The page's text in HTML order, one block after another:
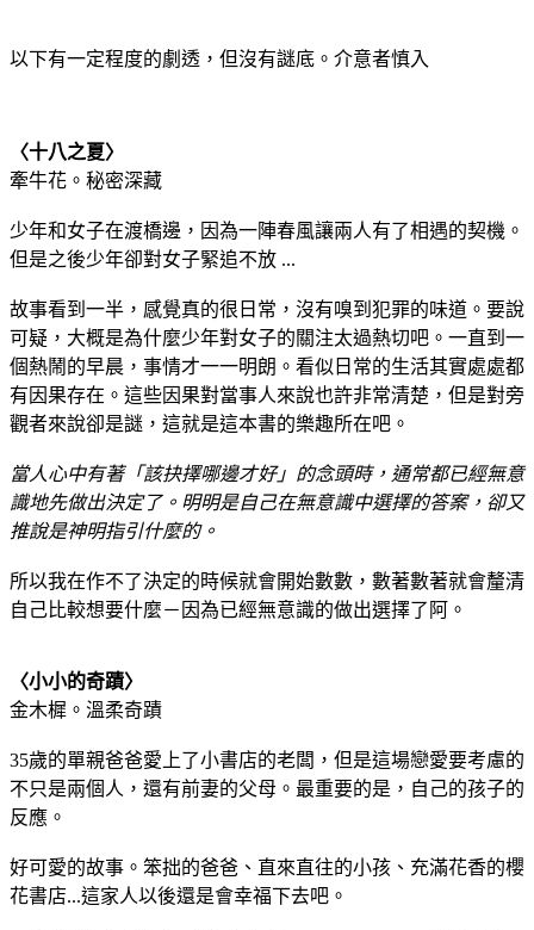
以下有一定程度的劇透，但沒有謎底。介意者慎入
〈十八之夏〉
牽牛花。秘密深藏
少年和女子在渡橋邊，因為一陣春風讓兩人有了相遇的契機。
但是之後少年卻對女子緊追不放 ...
故事看到一半，感覺真的很日常，沒有嗅到犯罪的味道。要說
可疑，大概是為什麼少年對女子的關注太過熱切吧。一直到一
個熱鬧的早晨，事情才一一明朗。看似日常的生活其實處處都
有因果存在。這些因果對當事人來說也許非常清楚，但是對旁
觀者來說卻是謎，這就是這本書的樂趣所在吧。
當人心中有著「該抉擇哪邊才好」的念頭時，通常都已經無意
識地先做出決定了。明明是自己在無意識中選擇的答案，卻又
推說是神明指引什麼的。
所以我在作不了決定的時候就會開始數數，數著數著就會釐清
自己比較想要什麼－因為已經無意識的做出選擇了阿。
〈小小的奇蹟〉
金木樨。溫柔奇蹟
35歲的單親爸爸愛上了小書店的老闆，但是這場戀愛要考慮的
不只是兩個人，還有前妻的父母。最重要的是，自己的孩子的
反應。
好可愛的故事。笨拙的爸爸、直來直往的小孩、充滿花香的櫻
花書店...這家人以後還是會幸福下去吧。